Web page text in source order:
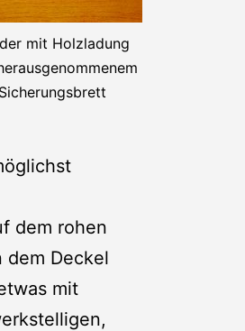
mit Holzladung
Sicherungsbrett
dem rohen
dem Deckel
mit